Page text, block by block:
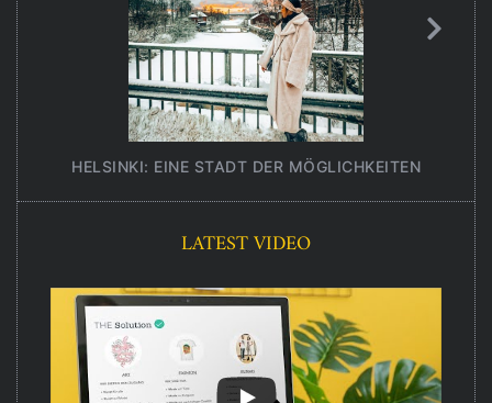
HELSINKI: EINE STADT DER MÖGLICHKEITEN
LATEST VIDEO